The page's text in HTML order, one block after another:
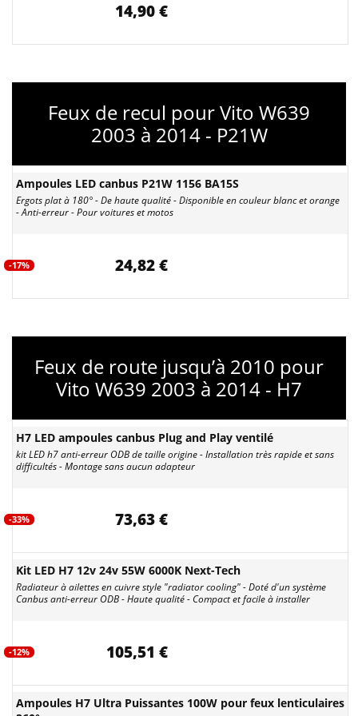
14,90 €
Feux de recul pour Vito W639
2003 à 2014 - P21W
Ampoules LED canbus P21W 1156 BA15S
Ergots plat à 180° - De haute qualité - Disponible en couleur blanc et orange
- Anti-erreur - Pour voitures et motos
-17% 24,82 €
Feux de route jusqu’à 2010 pour
Vito W639 2003 à 2014 - H7
H7 LED ampoules canbus Plug and Play ventilé
kit LED h7 anti-erreur ODB de taille origine - Installation très rapide et sans
difficultés - Montage sans aucun adapteur
-33% 73,63 €
Kit LED H7 12v 24v 55W 6000K Next-Tech
Radiateur à ailettes en cuivre style "radiator cooling" - Doté d'un système
Canbus anti-erreur ODB - Haute qualité - Compact et facile à installer
-12% 105,51 €
Ampoules H7 Ultra Puissantes 100W pour feux lenticulaires